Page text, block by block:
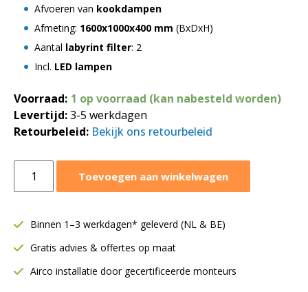
Afvoeren van kookdampen
Afmeting: 1600x1000x400 mm (BxDxH)
Aantal labyrint filter: 2
Incl. LED lampen
Voorraad: 1 op voorraad (kan nabesteld worden)
Levertijd:3-5 werkdagen
Retourbeleid: Bekijk ons retourbeleid
schuinmodel
mm
Inclusief
LED
Toevoegen aan winkelwagen
Binnen 1–3 werkdagen* geleverd (NL & BE)
Gratis advies & offertes op maat
Airco installatie door gecertificeerde monteurs